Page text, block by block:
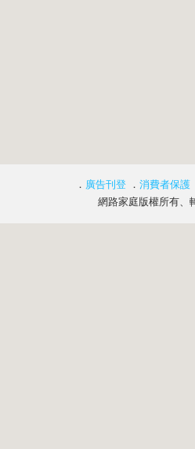
． 廣告刊登 ． 消費者保護
網路家庭版權所有、